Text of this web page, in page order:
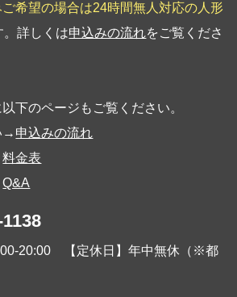
希望の場合は24時間無人対応の人形
。詳しくは申込みの流れをご覧くださ
下のページもご覧ください。
→ 申込みの流れ
料金表
Q&A
20:00 【定休日】年中無休（※都